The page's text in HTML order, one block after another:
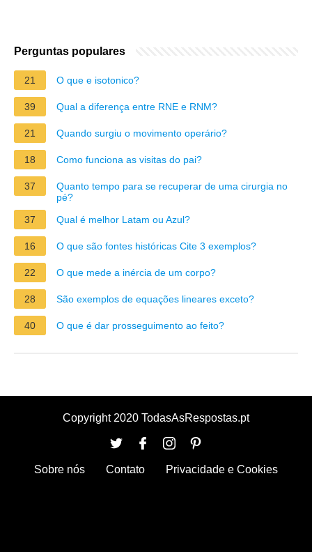
Perguntas populares
21 O que e isotonico?
39 Qual a diferença entre RNE e RNM?
21 Quando surgiu o movimento operário?
18 Como funciona as visitas do pai?
37
Quanto tempo para se recuperar de uma cirurgia no
pé?
37
Qual é melhor Latam ou Azul?
16 O que são fontes históricas Cite 3 exemplos?
22 O que mede a inércia de um corpo?
28 São exemplos de equações lineares exceto?
40 O que é dar prosseguimento ao feito?
Copyright 2020 TodasAsRespostas.pt
Sobre nós Contato Privacidade e Cookies